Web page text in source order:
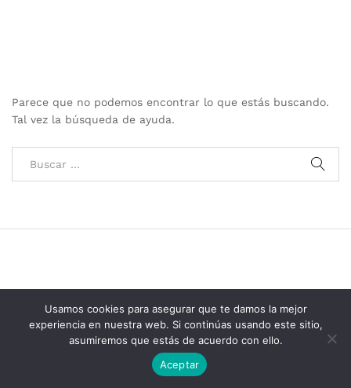
Parece que no podemos encontrar lo que estás buscando.
Tal vez la búsqueda de ayuda.
Grupo Consolidados de Electricos © 2025
Usamos cookies para asegurar que te damos la mejor
experiencia en nuestra web. Si continúas usando este sitio,
asumiremos que estás de acuerdo con ello.
Aceptar